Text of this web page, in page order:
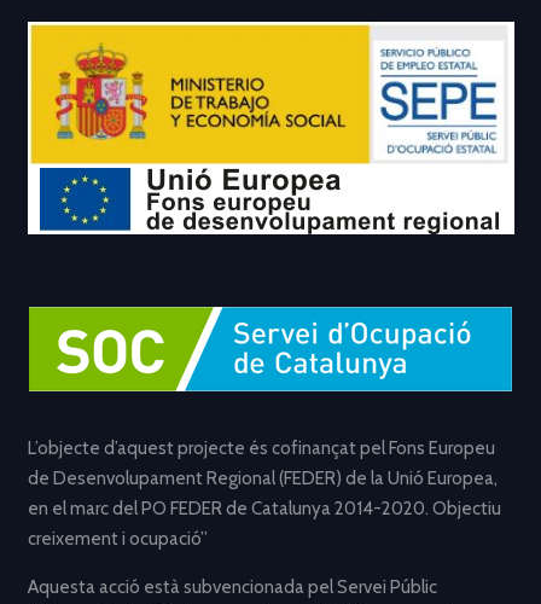
L’objecte d’aquest projecte és cofinançat pel Fons Europeu
de Desenvolupament Regional (FEDER) de la Unió Europea,
en el marc del PO FEDER de Catalunya 2014-2020. Objectiu
creixement i ocupació”
Aquesta acció està subvencionada pel Servei Públic